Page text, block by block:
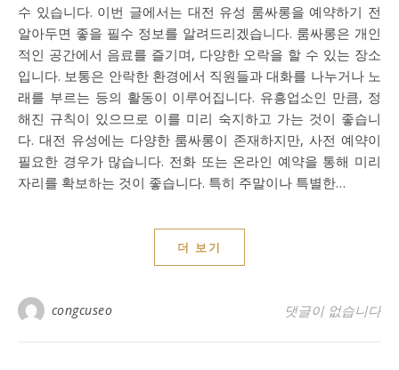
수 있습니다. 이번 글에서는 대전 유성 룸싸롱을 예약하기 전
알아두면 좋을 필수 정보를 알려드리겠습니다. 룸싸롱은 개인
적인 공간에서 음료를 즐기며, 다양한 오락을 할 수 있는 장소
입니다. 보통은 안락한 환경에서 직원들과 대화를 나누거나 노
래를 부르는 등의 활동이 이루어집니다. 유흥업소인 만큼, 정
해진 규칙이 있으므로 이를 미리 숙지하고 가는 것이 좋습니
다. 대전 유성에는 다양한 룸싸롱이 존재하지만, 사전 예약이
필요한 경우가 많습니다. 전화 또는 온라인 예약을 통해 미리
자리를 확보하는 것이 좋습니다. 특히 주말이나 특별한…
더 보기
congcuseo 댓글이 없습니다